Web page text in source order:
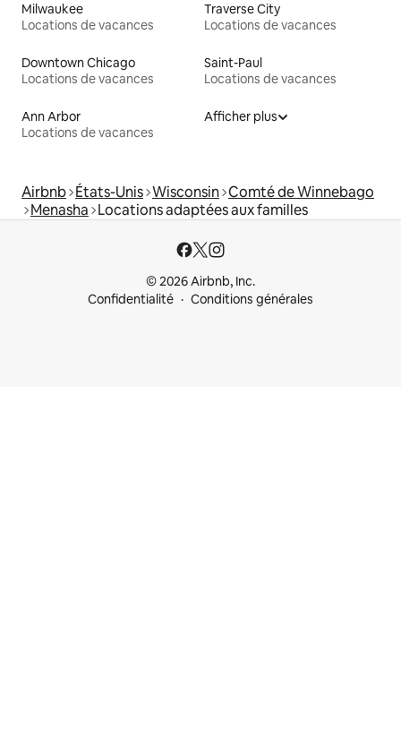
Milwaukee
Locations de vacances
Traverse City
Locations de vacances
Downtown Chicago
Locations de vacances
Saint-Paul
Locations de vacances
Ann Arbor
Locations de vacances
Afficher plus
Airbnb États-Unis Wisconsin Comté de Winnebago
Menasha Locations adaptées aux familles
© 2026 Airbnb, Inc.
Confidentialité
Conditions générales